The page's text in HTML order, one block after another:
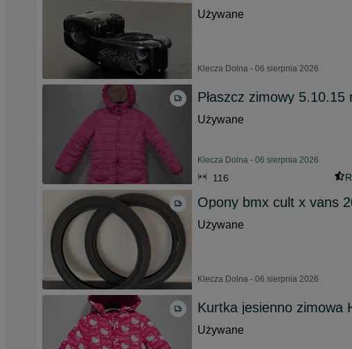
Używane
Klecza Dolna - 06 sierpnia 2026
Płaszcz zimowy 5.10.15
Używane
Klecza Dolna - 06 sierpnia 2026
116
Opony bmx cult x vans
Używane
Klecza Dolna - 06 sierpnia 2026
Kurtka jesienno zimowa
Używane